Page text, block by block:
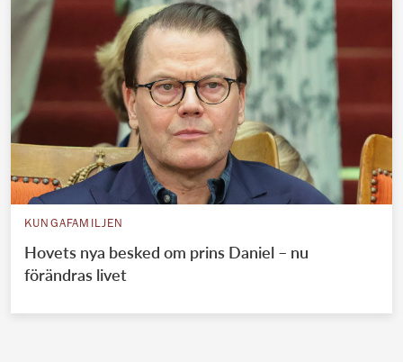
KUNGAFAMILJEN
Hovets nya besked om prins Daniel – nu
förändras livet